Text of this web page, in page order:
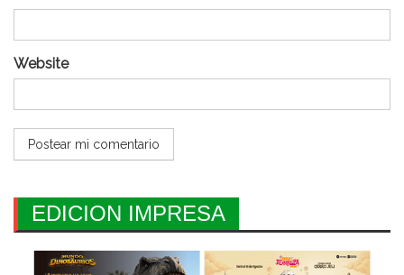
Website
EDICION IMPRESA